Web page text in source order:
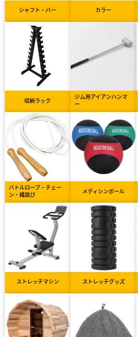
シャフト・バー カラー
収納ラック
ジム用アイアンハンマ
ー
バトルロープ・チェー
ン・縄跳び
メディシンボール
ストレッチマシン ストレッチグッズ